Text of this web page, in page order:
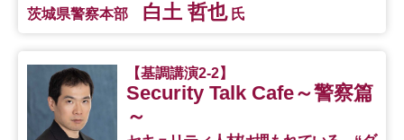
茨城県警察本部 白土 哲也氏
【基調講演2-2】
Security Talk Cafe～警察篇
～